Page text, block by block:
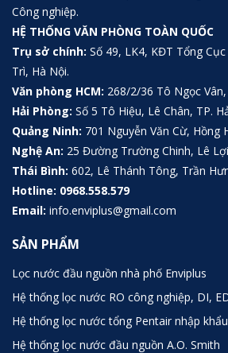
Công nghiệp.
HỆ THỐNG VĂN PHÒNG TOÀN QUỐC
Trụ sở chính: Số 49, LK4, KĐT Tổng
Trì, Hà Nội.
Văn phòng HCM: 268/2/36 Tô Ngọc
Hải Phòng: Số 5 Tô Hiệu, Lê Chân, TP.
Quảng Ninh: 701 Nguyễn Văn Cừ, Hồng
Nghệ An: 25 Đường Trường Chinh, Lê
Thái Bình: 602, Lê Thánh Tông, Trần
Hotline: 0968.558.579
Email: info.enviplus@gmail.com
SẢN PHẨM
Lọc nước đầu nguồn nhà phố Enviplus
Hệ thống lọc nước RO công nghiệp, DI,
Hệ thống lọc nước tổng Pentair nhập
Hệ thống lọc nước đầu nguồn A.O. Smith